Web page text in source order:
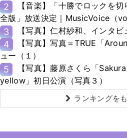
2
【音楽】「十勝でロックを
全版」放送決定｜MusicVoice（
3 【写真】仁村紗和、インタビ
4
【写真】写真＝TRUE「
ュー（１）
5
【写真】藤原さくら「
yellow」初日公演（写真３）
ランキングを